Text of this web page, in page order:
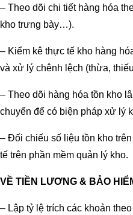
– Theo dõi chi tiết hàng hóa
kho trưng bày…).
– Kiểm kê thực tế kho hàng
và xử lý chênh lệch (thừa,
– Theo dõi hàng hóa tồn kho
chuyển để có biện pháp xử lý
– Đối chiếu số liệu tồn kho
tế trên phần mềm quản lý kho.
VỀ TIỀN LƯƠNG & BẢO
– Lập tỷ lệ trích các khoản